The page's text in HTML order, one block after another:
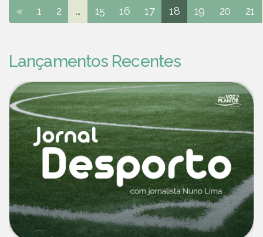
« 1 2 ... 15 16 17 18 19 20 21
Lançamentos Recentes